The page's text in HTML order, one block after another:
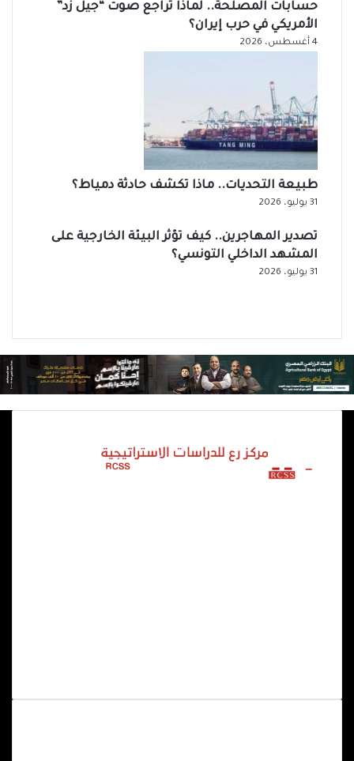
حسابات المصلحة.. لماذا تراجع صوت “جيل زد”
الأمريكي في حرب إيران؟
4 أغسطس، 2026
طبيعة التحديات.. ماذا تكشف حادثة دمياط؟
31 يوليو، 2026
تصدير المهاجرين.. كيف تؤثر البيئة الخارجية على
المشهد الداخلي التونسي؟
31 يوليو، 2026